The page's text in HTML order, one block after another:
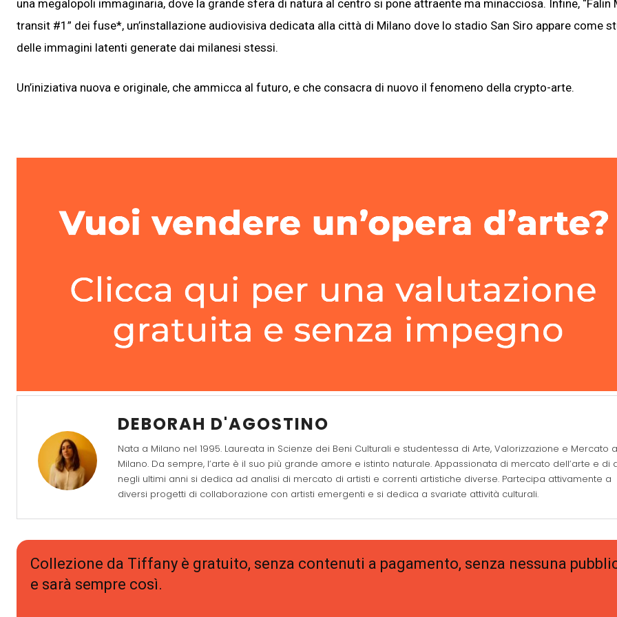
una megalopoli immaginaria, dove la grande sfera di natura al centro si pone attraente ma minacciosa. Infine, “Falin
transit #1” dei fuse*, un’installazione audiovisiva dedicata alla città di Milano dove lo stadio San Siro appare come
delle immagini latenti generate dai milanesi stessi.
Un’iniziativa nuova e originale, che ammicca al futuro, e che consacra di nuovo il fenomeno della crypto-arte.
DEBORAH D'AGOSTINO
Nata a Milano nel 1995. Laureata in Scienze dei Beni Culturali e studentessa di Arte, Valorizzazione e Mercato a
Milano. Da sempre, l’arte è il suo più grande amore e istinto naturale. Appassionata di mercato dell’arte e di
negli ultimi anni si dedica ad analisi di mercato di artisti e correnti artistiche diverse. Partecipa attivamente a
diversi progetti di collaborazione con artisti emergenti e si dedica a svariate attività culturali.
Collezione da Tiffany è gratuito, senza contenuti a pagamento, senza nessuna
e sarà sempre così.